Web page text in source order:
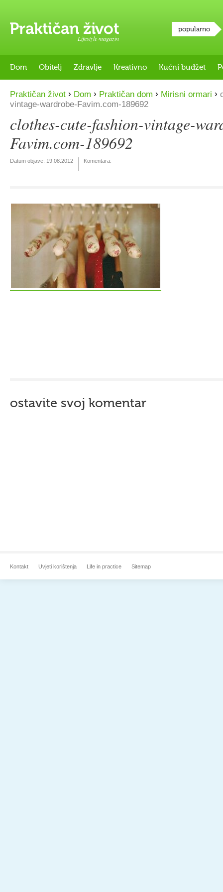
Lifestyle magazin
popularno
Dom Obitelj Zdravlje Kreativno Kućni budžet
Praktičan život › Dom › Praktičan dom › Mirisni ormari ›
vintage-wardrobe-Favim.com-189692
clothes-cute-fashion-vintage-
Favim.com-189692
Datum objave: 19.08.2012 Komentara:
ostavite svoj komentar
Kontakt Uvjeti korištenja Life in practice Sitemap